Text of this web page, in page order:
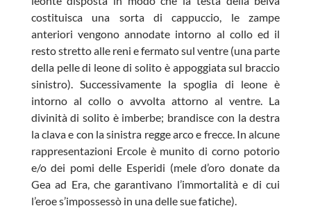
costituisca una sorta di cappuccio, le zampe
anteriori vengono annodate intorno al collo ed il
resto stretto alle reni e fermato sul ventre (una parte
della pelle di leone di solito è appoggiata sul braccio
sinistro). Successivamente la spoglia di leone è
intorno al collo o avvolta attorno al ventre. La
divinità di solito è imberbe; brandisce con la destra
la clava e con la sinistra regge arco e frecce. In alcune
rappresentazioni Ercole è munito di corno potorio
e/o dei pomi delle Esperidi (mele d’oro donate da
Gea ad Era, che garantivano l’immortalità e di cui
l’eroe s’impossessò in una delle sue fatiche).